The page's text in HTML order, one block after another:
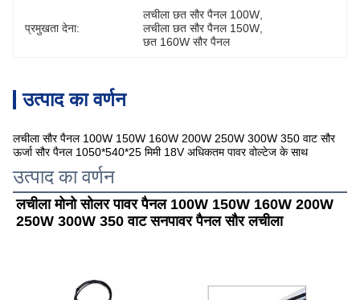
प्रमुखता देना:
लचीला छत सौर पैनल 100W
लचीला छत सौर पैनल 150W
छत 160W सौर पैनल
उत्पाद का वर्णन
लचीला सौर पैनल 100W 150W 160W 200W 250W 300W 350 वाट सौर
ऊर्जा सौर पैनल 1050*540*25 मिमी 18V अधिकतम पावर वोल्टेज के साथ
उत्पाद का वर्णन
लचीला मोनो सोलर पावर पैनल 100W 150W 160W 200W
250W 300W 350 वाट सनपावर पैनल सौर लचीला